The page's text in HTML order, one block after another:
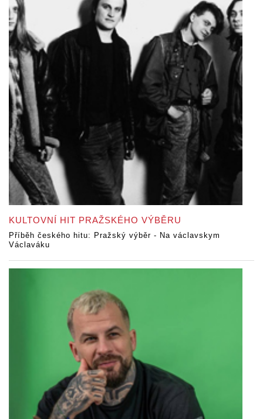
KULTOVNÍ HIT PRAŽSKÉHO VÝBĚRU
Příběh českého hitu: Pražský výběr - Na václavskym
Václaváku